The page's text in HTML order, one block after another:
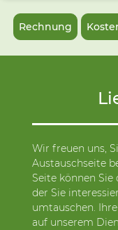
Rechnung
Wir freuen uns,
Austauschseite
Seite können
der Sie
umtauschen.
auf unserem